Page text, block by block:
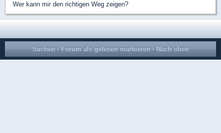
Wer kann mir den richtigen Weg zeigen?
Suchen · Forum als gelesen markieren · Nach oben